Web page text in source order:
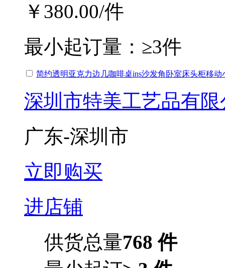
￥380.00/件
最小起订量： ≥3件
简约透明亚克力边几咖啡桌ins沙发角卧室床头柜移动
深圳市特美工艺品有限
广东-深圳市
立即购买
进店铺
供货总量768 件